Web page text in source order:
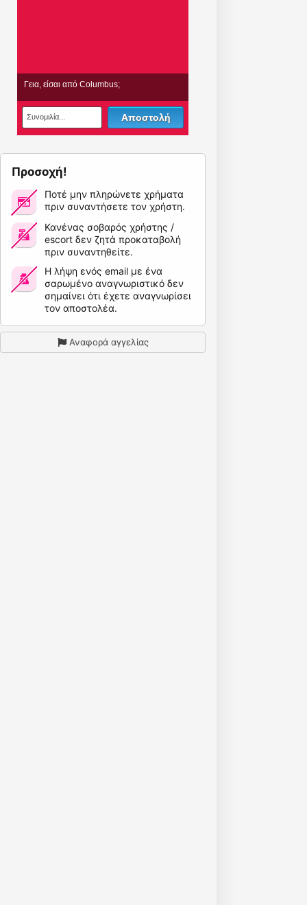
Προσοχή!
Ποτέ μην πληρώνετε χρήματα
πριν συναντήσετε τον χρήστη.
Κανένας σοβαρός χρήστης /
escort δεν ζητά προκαταβολή
πριν συναντηθείτε.
Η λήψη ενός email με ένα
σαρωμένο αναγνωριστικό δεν
σημαίνει ότι έχετε αναγνωρίσει
τον αποστολέα.
Αναφορά αγγελίας